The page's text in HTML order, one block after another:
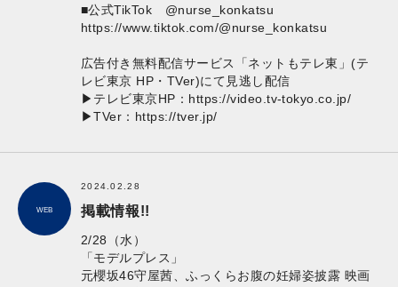
■公式TikTok @nurse_konkatsu
https://www.tiktok.com/@nurse_konkatsu
広告付き無料配信サービス「ネットもテレ東」(テ
レビ東京 HP・TVer)にて見逃し配信
▶テレビ東京HP： https://video.tv-tokyo.co.jp/
▶TVer： https://tver.jp/
WEB
2024.02.28
掲載情報!!
2/28（水）
「モデルプレス」
元櫻坂46守屋茜、ふっくらお腹の妊婦姿披露 映画